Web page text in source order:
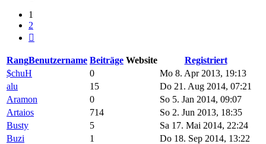
1
2
RangBenutzername Beiträge Website
Registriert
$chuH
0
Mo 8. Apr 2013, 19:13
alu
15
Do 21. Aug 2014, 07:21
Aramon
0
So 5. Jan 2014, 09:07
Artaios
714
So 2. Jun 2013, 18:35
Busty
5
Sa 17. Mai 2014, 22:24
Buzi
1
Do 18. Sep 2014, 13:22